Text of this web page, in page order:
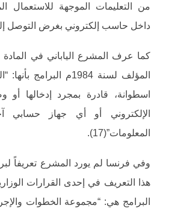
من التعليمات الموجهة للاستعمال
داخل حاسب إلكتروني بغرض التوصل إلى
المؤلف لسنة 1984م
اسطوانة، قادرة بمجرد إدخالها
الإلكتروني أو أي جهاز
المعلومات”(17).
وفي فرنسا لم يورد المشرع تعريفاً
هذا التعريف في إحدى القرارات
البرامج هي: “مجموعة الخطوات